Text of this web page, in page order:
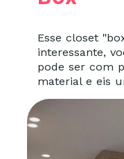
Esse closet
interessante,
pode ser com
material e eis